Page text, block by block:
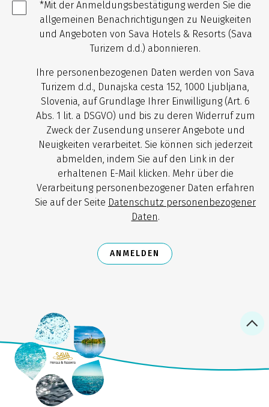
*Mit der Anmeldungsbestätigung werden Sie die
allgemeinen Benachrichtigungen zu Neuigkeiten
und Angeboten von Sava Hotels & Resorts (Sava
Turizem d.d.) abonnieren.
Ihre personenbezogenen Daten werden von Sava
Turizem d.d., Dunajska cesta 152, 1000 Ljubljana,
Slovenia, auf Grundlage Ihrer Einwilligung (Art. 6
Abs. 1 lit. a DSGVO) und bis zu deren Widerruf zum
Zweck der Zusendung unserer Angebote und
Neuigkeiten verarbeitet. Sie können sich jederzeit
abmelden, indem Sie auf den Link in der
erhaltenen E-Mail klicken. Mehr über die
Verarbeitung personenbezogener Daten erfahren
Sie auf der Seite Datenschutz personenbezogener
Daten.
ANMELDEN